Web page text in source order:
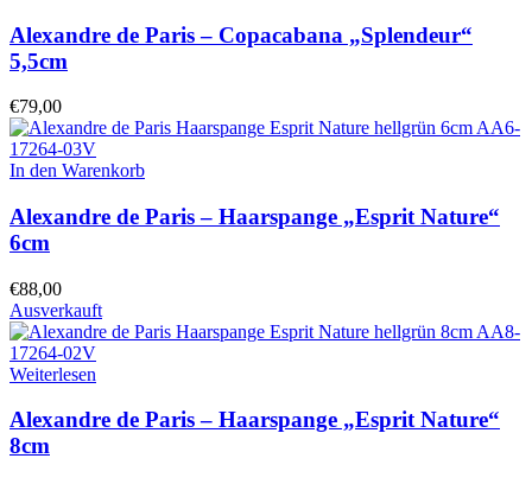
Alexandre de Paris – Copacabana „Splendeur“
5,5cm
€79,00
In den Warenkorb
Alexandre de Paris – Haarspange „Esprit Nature“
6cm
€88,00
Ausverkauft
Weiterlesen
Alexandre de Paris – Haarspange „Esprit Nature“
8cm